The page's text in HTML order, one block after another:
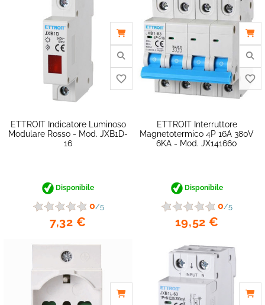
ETTROIT Indicatore Luminoso
Modulare Rosso - Mod. JXB1D-
16
Disponibile
0/5
7,32 €
ETTROIT Interruttore
Magnetotermico 4P 16A 380V
6KA - Mod. JX141660
Disponibile
0/5
19,52 €